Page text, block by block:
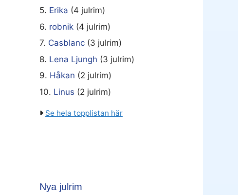
5. Erika (4 julrim)
6. robnik (4 julrim)
7. Casblanc (3 julrim)
8. Lena Ljungh (3 julrim)
9. Håkan (2 julrim)
10. Linus (2 julrim)
Se hela topplistan här
Nya julrim